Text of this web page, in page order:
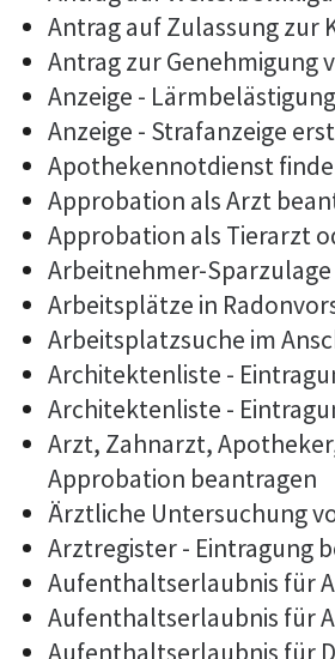
Antrag auf Zulassung zur
Antrag zur Genehmigung
Anzeige -
Anzeige - Strafanzeige
Apothekennotdienst
Approbation als Arzt
Approbation als Tierarzt
Arbeitnehmer-
Arbeitsplätze in
Arbeitsplatzsuche im
Architektenliste -
Architektenliste -
Arzt, Zahnarzt,
Approbation beantragen
Ärztliche Untersuchung
Arztregister - Eintragung
Aufenthaltserlaubnis für
Aufenthaltserlaubnis für
Aufenthaltserlaubnis für